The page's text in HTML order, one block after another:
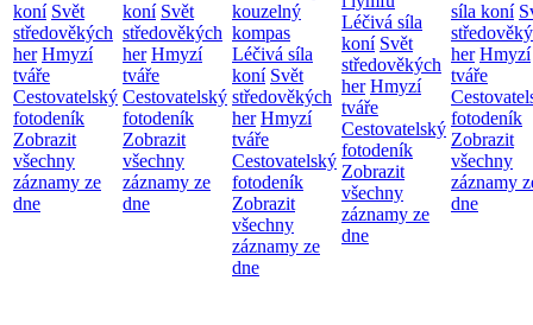
koní Svět
středověkých
her Hmyzí
tváře
Cestovatelský
fotodeník
Zobrazit
všechny
záznamy ze
dne
koní Svět
středověkých
her Hmyzí
tváře
Cestovatelský
fotodeník
Zobrazit
všechny
záznamy ze
dne
kouzelný
kompas
Léčivá síla
koní Svět
středověkých
her Hmyzí
tváře
Cestovatelský
fotodeník
Zobrazit
všechny
záznamy ze
dne
Léčivá síla
koní Svět
středověkých
her Hmyzí
tváře
Cestovatelský
fotodeník
Zobrazit
všechny
záznamy ze
dne
síla koní
her Hmyzí
tváře
fotodeník
Zobrazit
všechny
záznamy
dne